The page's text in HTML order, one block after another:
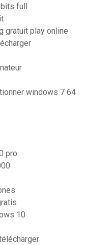
full
gratuit play online
windows 7 64
pro
10